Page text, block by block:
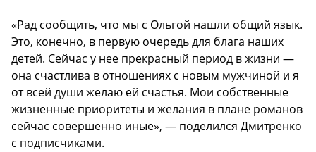
«Рад сообщить, что мы с Ольгой нашли общий язык.
Это, конечно, в первую очередь для блага наших
детей. Сейчас у нее прекрасный период в жизни —
она счастлива в отношениях с новым мужчиной и я
от всей души желаю ей счастья. Мои собственные
жизненные приоритеты и желания в плане романов
сейчас совершенно иные», — поделился Дмитренко
с подписчиками.